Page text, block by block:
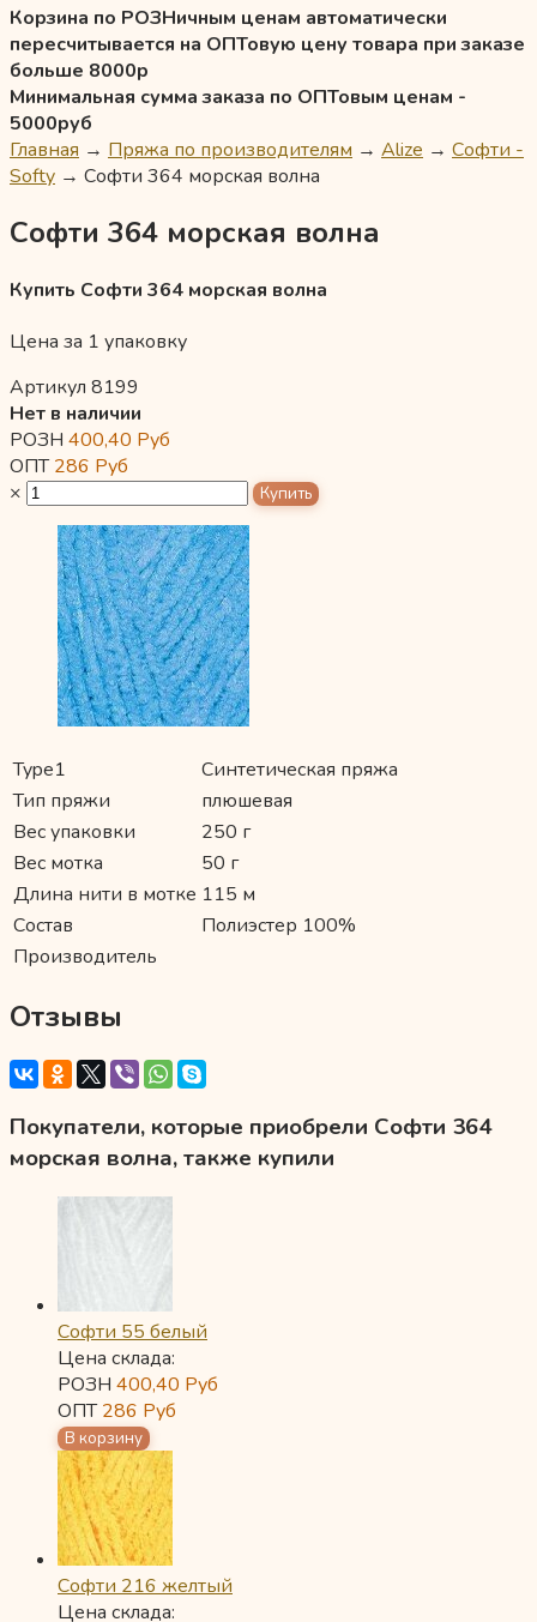
Корзина по РОЗНичным ценам автоматически
пересчитывается на ОПТовую цену товара при заказе
больше 8000р
Минимальная сумма заказа по ОПТовым ценам -
5000руб
Главная → Пряжа по производителям → Alize → Софти -
Softy → Софти 364 морская волна
Софти 364 морская волна
Купить Софти 364 морская волна
Цена за 1 упаковку
Артикул 8199
Нет в наличии
РОЗН 400,40 Руб
ОПТ286 Руб
×
Type1
Синтетическая пряжа
Тип пряжи
плюшевая
Вес упаковки
250 г
Вес мотка
50 г
Длина нити в мотке 115 м
Состав
Полиэстер 100%
Производитель
Отзывы
Покупатели, которые приобрели Софти 364
морская волна, также купили
Софти 55 белый
Цена склада:
РОЗН 400,40 Руб
ОПТ286 Руб
Софти 216 желтый
Цена склада: